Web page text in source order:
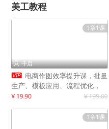
美工教程
1章1课
 千启
 电商作图效率提升课，批量
生产、模板应用、流程优化，
20+细分品类实操案例，月赚3
¥ 19.90 ¥ 199.00
1章1课